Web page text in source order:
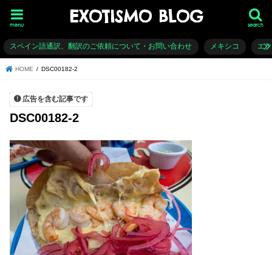
EXOTISMO BLOG search
menu
スペイン語通訳、翻訳のご依頼について・お問い合わせ メキシコ エ
HOME DSC00182-2
広告を含む記事です
DSC00182-2